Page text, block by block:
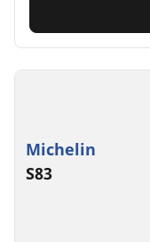
Michelin
S83